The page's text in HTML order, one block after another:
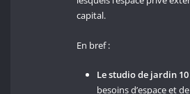
capital.
En bref :
Le studio de jardin 10
besoins d’espace et